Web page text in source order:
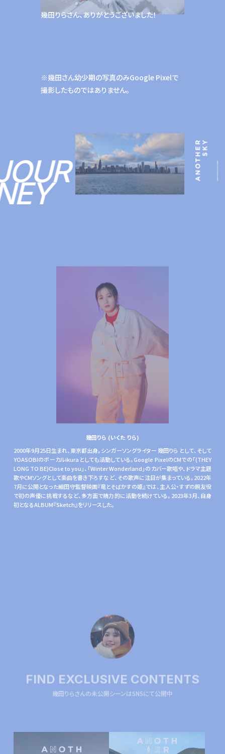
幾田りらさん、ありがとうございました！
※幾田さん幼少期の写真のみGoogle Pixelで
撮影したものではありません。
幾田りら (いくた りら)
2000年9月25日生まれ、東京都出身。シンガーソングライター 幾田りら として、そして
YOASOBIのボーカルikuraとしても活動している。Google PixelのCMでの「(THEY
LONG TO BE)Close to you」、「Winter Wonderland」のカバー歌唱や、ドラマ主題
歌やCMソングとして楽曲を書き下ろすなど、その歌声に注目が集まっている。2022年
7月に公開となった細田守監督映画『竜とそばかすの姫』では、主人公・すずの親友役
で初の声優に挑戦するなど、多方面で精力的に活動を続けている。2023年3月、自身
初となるALBUM『Sketch』をリリースした。
幾田りらさんの未公開シーンはSNSにて公開中